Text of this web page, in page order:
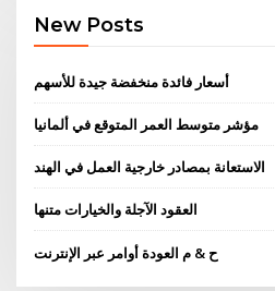
New Posts
أسعار فائدة منخفضة جيدة للأسهم
مؤشر متوسط ​​العمر المتوقع في ألمانيا
الاستعانة بمصادر خارجية العمل في الهند
العقود الآجلة والخيارات متنها
ح & م العودة أوامر عبر الإنترنت